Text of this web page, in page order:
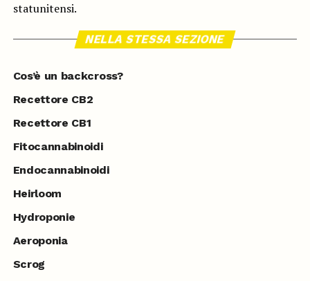
statunitensi.
NELLA STESSA SEZIONE
Cos’è un backcross?
Recettore CB2
Recettore CB1
Fitocannabinoidi
Endocannabinoidi
Heirloom
Hydroponie
Aeroponia
Scrog